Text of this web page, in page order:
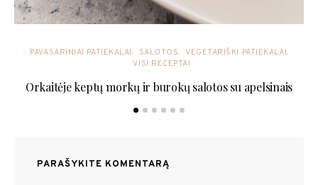
PAVASARINIAI PATIEKALAI SALOTOS
VEGETARIŠKI PATIEKALAI
VISI RECEPTAI
Orkaitėje keptų morkų ir burokų salotos su apelsinais
PARAŠYKITE KOMENTARĄ